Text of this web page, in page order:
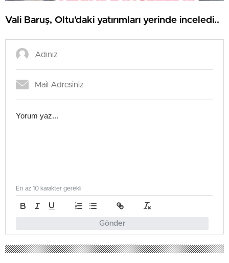
Vali Baruş, Oltu’daki yatırımları yerinde inceledi..
Gönder
En az 10 karakter gerekli